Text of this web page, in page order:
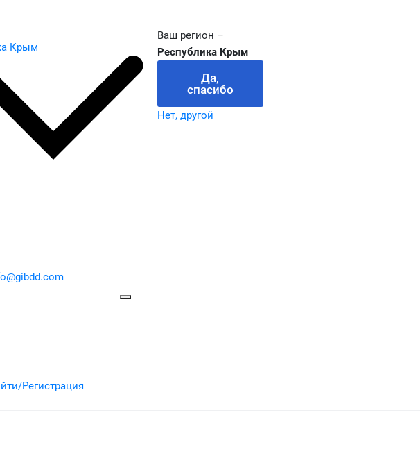
Крым
Ваш регион –
Республика Крым
Да,
спасибо
Нет, другой
Регистрация